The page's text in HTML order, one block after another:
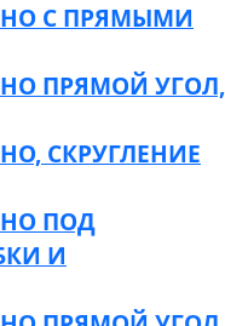
С ПРЯМЫМИ
ПРЯМОЙ УГОЛ,
СКРУГЛЕНИЕ
ПОД
И